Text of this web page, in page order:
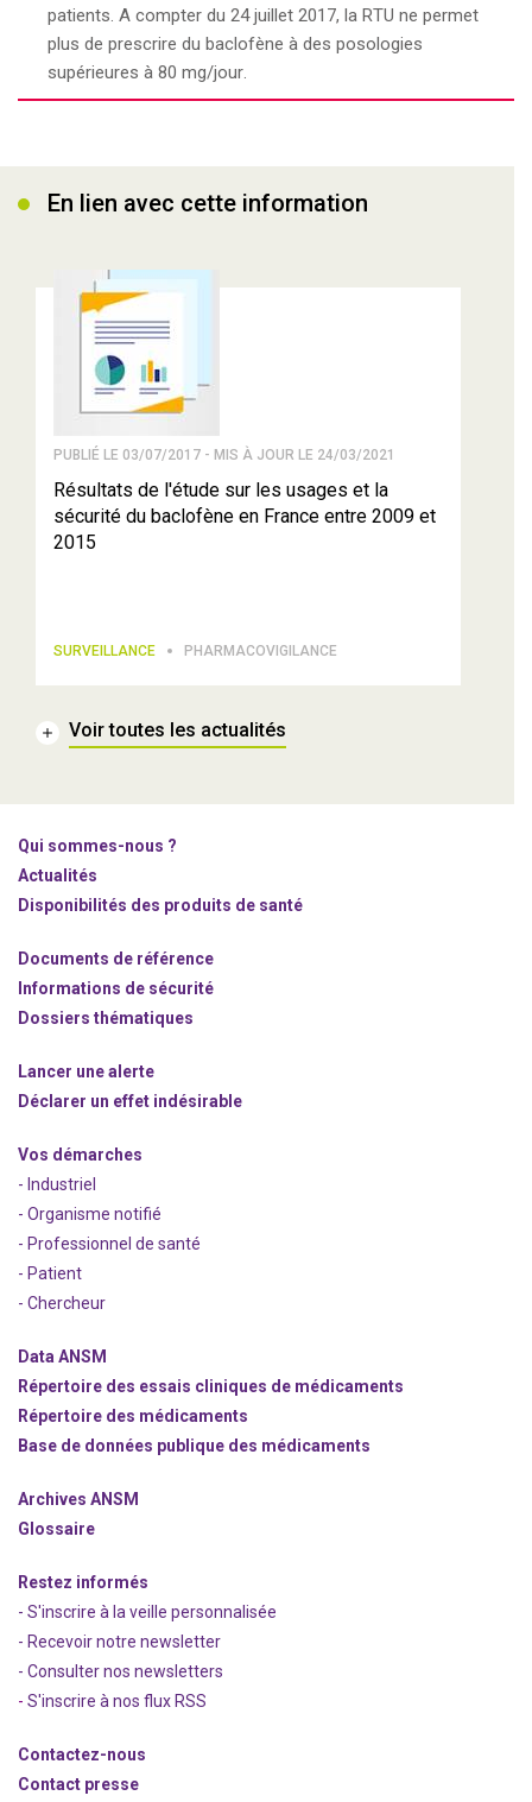
patients. A compter du 24 juillet 2017, la RTU ne permet
plus de prescrire du baclofène à des posologies
supérieures à 80 mg/jour.
En lien avec cette information
PUBLIÉ LE 03/07/2017 - MIS À JOUR LE 24/03/2021
Résultats de l'étude sur les usages et la
sécurité du baclofène en France entre 2009 et
2015
SURVEILLANCE PHARMACOVIGILANCE
Voir toutes les actualités
Qui sommes-nous ?
Actualités
Disponibilités des produits de santé
Documents de référence
Informations de sécurité
Dossiers thématiques
Lancer une alerte
Déclarer un effet indésirable
Vos démarches
- Industriel
- Organisme notifié
- Professionnel de santé
- Patient
- Chercheur
Data ANSM
Répertoire des essais cliniques de médicaments
Répertoire des médicaments
Base de données publique des médicaments
Archives ANSM
Glossaire
Restez informés
- S'inscrire à la veille personnalisée
- Recevoir notre newsletter
- Consulter nos newsletters
- S'inscrire à nos flux RSS
Contactez-nous
Contact presse